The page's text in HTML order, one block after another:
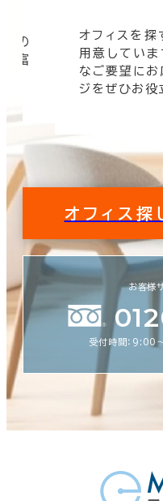
の
豊富
オフィスを
用意してい
なご要望にお
ジをぜひお役
オフィス探
お客様
受付時間：9:00